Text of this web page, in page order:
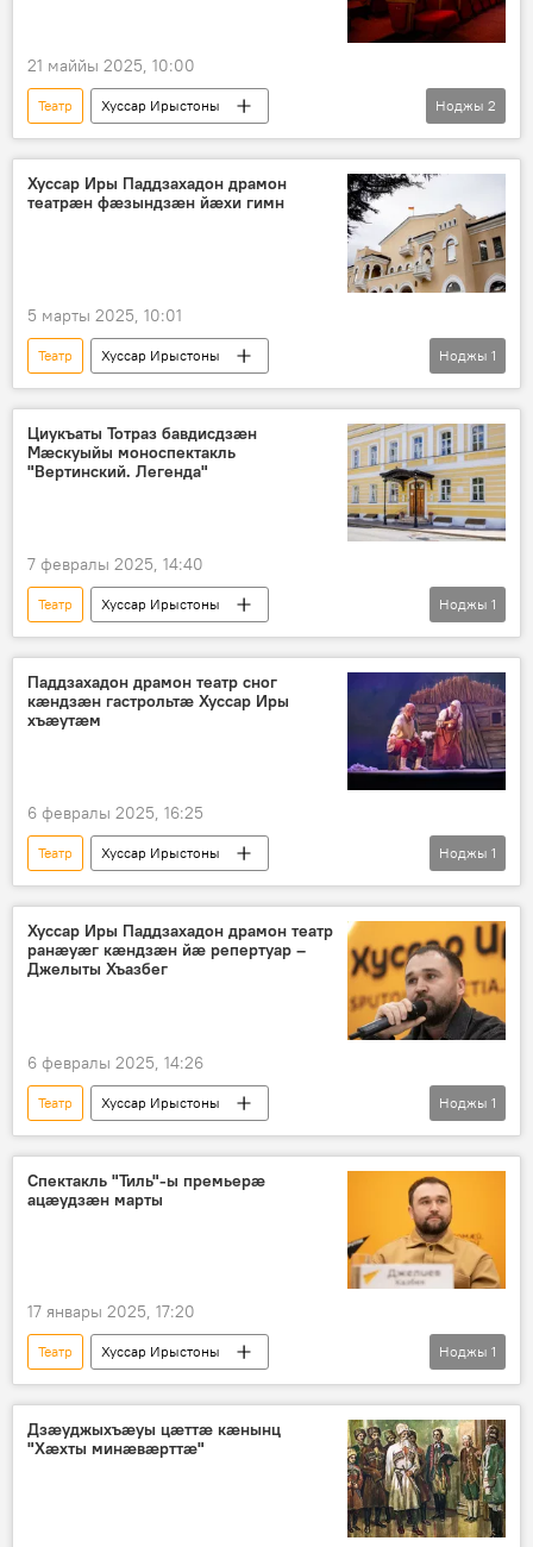
21 маййы 2025, 10:00
Театр
Хуссар Ирыстоны
Ног хабӕрттӕ
Цӕгат Ирыстон
Аивад
Ноджы 2
Хуссар Иры Паддзахадон драмон
театрӕн фӕзындзӕн йӕхи гимн
5 марты 2025, 10:01
Театр
Хуссар Ирыстоны
Ног хабӕрттӕ
Аивад
Ноджы 1
Циукъаты Тотраз бавдисдзæн
Мæскуыйы моноспектакль
"Вертинский. Легенда"
7 февралы 2025, 14:40
Театр
Хуссар Ирыстоны
Ног хабӕрттӕ
Аивад
Ноджы 1
Паддзахадон драмон театр сног
кӕндзӕн гастрольтӕ Хуссар Иры
хъӕутӕм
6 февралы 2025, 16:25
Театр
Хуссар Ирыстоны
Ног хабӕрттӕ
Аивад
Ноджы 1
Хуссар Иры Паддзахадон драмон театр
ранӕуӕг кӕндзӕн йӕ репертуар –
Джелыты Хъазбег
6 февралы 2025, 14:26
Театр
Хуссар Ирыстоны
Ног хабӕрттӕ
Аивад
Ноджы 1
Спектакль "Тиль"-ы премьерæ
ацæудзæн марты
17 январы 2025, 17:20
Театр
Хуссар Ирыстоны
Ног хабӕрттӕ
Аивад
Ноджы 1
Дзæуджыхъæуы цæттæ кæнынц
"Хæхты минæвæрттæ"